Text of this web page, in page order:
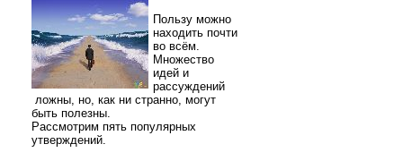
Пользу можно
находить почти
во всём.
Множество
идей и
рассуждений
ложны, но, как ни странно, могут
быть полезны.
Рассмотрим пять популярных
утверждений.